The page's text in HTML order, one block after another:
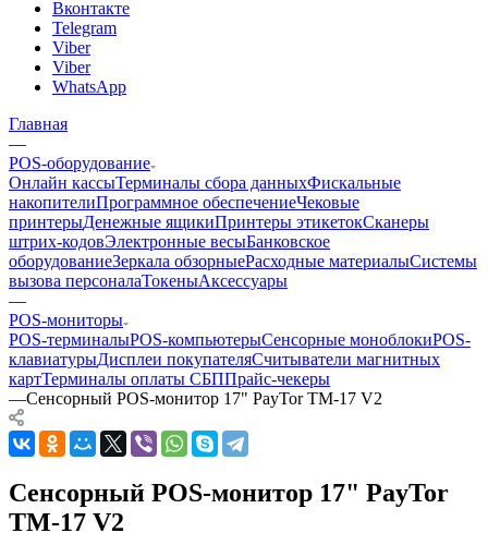
Вконтакте
Telegram
Viber
Viber
WhatsApp
Главная
—
POS-оборудование
Онлайн кассыТерминалы сбора данныхФискальные
накопителиПрограммное обеспечениеЧековые
принтерыДенежные ящикиПринтеры этикетокСканеры
штрих-кодовЭлектронные весыБанковское
оборудованиеЗеркала обзорныеРасходные материалыСистемы
вызова персоналаТокеныАксессуары
—
POS-мониторы
POS-терминалыPOS-компьютерыСенсорные моноблокиPOS-
клавиатурыДисплеи покупателяСчитыватели магнитных
картТерминалы оплаты СБППрайс-чекеры
—Сенсорный POS-монитор 17" PayTor TM-17 V2
Сенсорный POS-монитор 17" PayTor
TM-17 V2